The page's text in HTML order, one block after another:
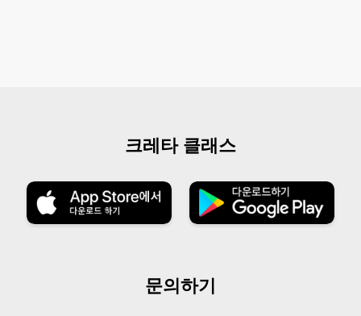
크레타 클래스
문의하기